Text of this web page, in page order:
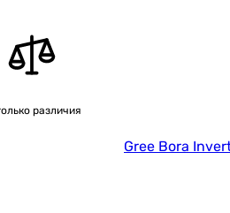
различия
Gree Bora